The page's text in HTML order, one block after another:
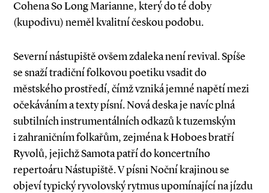
Cohena So Long Marianne, který do té doby
(kupodivu) neměl kvalitní českou podobu.
Severní nástupiště ovšem zdaleka není revival. Spíše
se snaží tradiční folkovou poetiku vsadit do
městského prostředí, čímž vzniká jemné napětí mezi
očekáváním a texty písní. Nová deska je navíc plná
subtilních instrumentálních odkazů k tuzemským
i zahraničním folkařům, zejména k Hoboes bratří
Ryvolů, jejichž Samota patří do koncertního
repertoáru Nástupiště. V písni Noční krajinou se
objeví typický ryvolovský rytmus upomínající na jízdu